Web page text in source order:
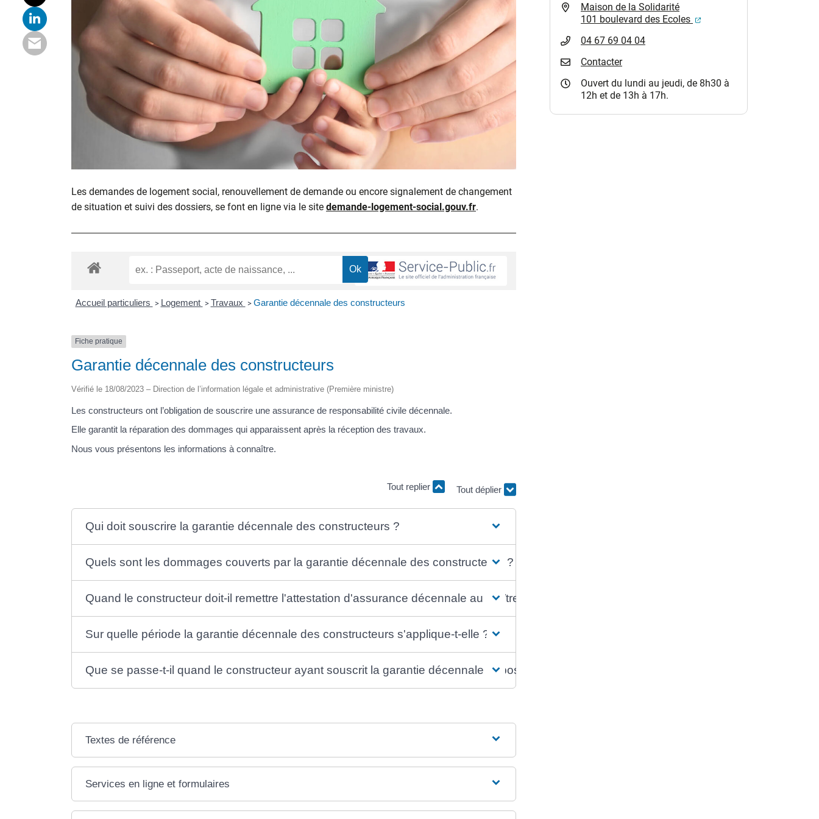
Les demandes de logement social, renouvellement de demande ou encore signalement de changement
de situation et suivi des dossiers, se font en ligne via le site demande-logement-social.gouv.fr.
Accueil particuliers > Logement > Travaux > Garantie décennale des constructeurs
Fiche pratique
Garantie décennale des constructeurs
Vérifié le 18/08/2023 – Direction de l’information légale et administrative (Première ministre)
Les constructeurs ont l’obligation de souscrire une assurance de responsabilité civile décennale.
Elle garantit la réparation des dommages qui apparaissent après la réception des travaux.
Nous vous présentons les informations à connaître.
Tout replier
Tout déplier
Qui doit souscrire la garantie décennale des constructeurs ?
Quels sont les dommages couverts par la garantie décennale des constructeurs ?
Quand le constructeur doit-il remettre l'attestation d'assurance décennale au maître d'ouvrage ?
Sur quelle période la garantie décennale des constructeurs s'applique-t-elle ?
Que se passe-t-il quand le constructeur ayant souscrit la garantie décennale dépose le bilan ?
Textes de référence
Services en ligne et formulaires
Maison de la Solidarité
101 boulevard des Ecoles
(ouverture dans un nouvel
04 67 69 04 04
Contacter
Ouvert du lundi au jeudi, de 8h30 à
12h et de 13h à 17h.